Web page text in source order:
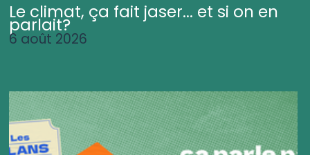
Le climat, ça fait jaser... et si on en
parlait?
6 août 2026